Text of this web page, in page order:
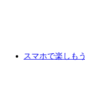
スマホで楽しもう